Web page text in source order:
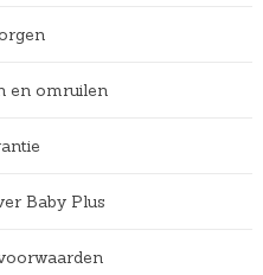
en omruilen
Baby Plus